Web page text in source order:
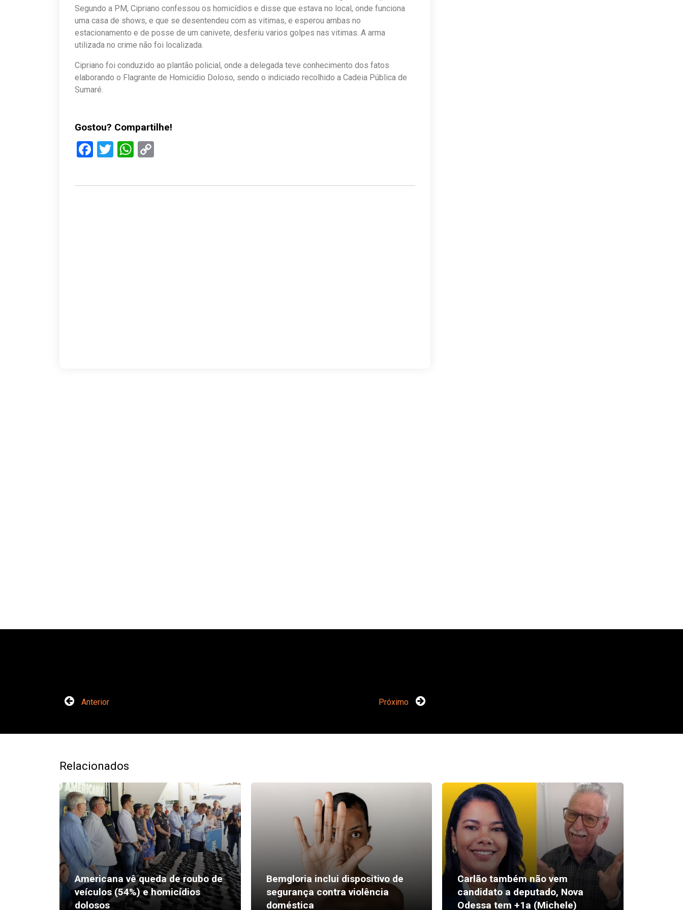
Segundo a PM, Cipriano confessou os homicídios e disse que estava no local, onde funciona
uma casa de shows, e que se desentendeu com as vitimas, e esperou ambas no
estacionamento e de posse de um canivete, desferiu varios golpes nas vitimas. A arma
utilizada no crime não foi localizada.
Cipriano foi conduzido ao plantão policial, onde a delegada teve conhecimento dos fatos
elaborando o Flagrante de Homicídio Doloso, sendo o indiciado recolhido a Cadeia Pública de
Sumaré.
Gostou? Compartilhe!
Facebook
TwitterWhatsApp
Anterior Próximo
Relacionados
Americana vê queda de roubo de
veículos (54%) e homicídios
dolosos
Bemgloria inclui dispositivo de
segurança contra violência
doméstica
Carlão também não vem
candidato a deputado, Nova
Odessa tem +1a (Michele)